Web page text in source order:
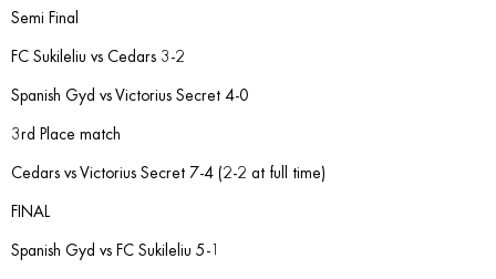
Semi Final
FC Sukileliu vs Cedars 3-2
Spanish Gyd vs Victorius Secret 4-0
3rd Place match
Cedars vs Victorius Secret 7-4 (2-2 at full time)
FINAL
Spanish Gyd vs FC Sukileliu 5-1